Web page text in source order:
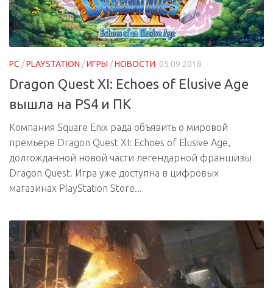
PC /PLAYSTATION /ИГРЫ /НОВОСТИ 05.09.2018
Dragon Quest XI: Echoes of Elusive Age
вышла на PS4 и ПК
Компания Square Enix рада объявить о мировой
премьере Dragon Quest XI: Echoes of Elusive Age,
долгожданной новой части легендарной франшизы
Dragon Quest. Игра уже доступна в цифровых
магазинах PlayStation Store...